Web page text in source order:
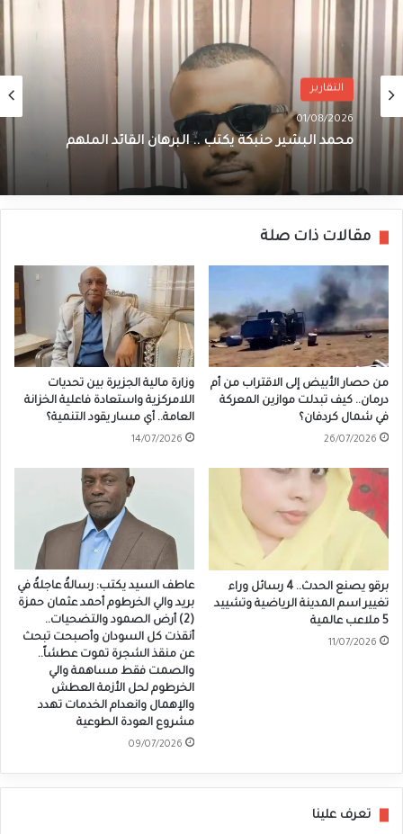
التقارير
01/08/2026
محمد البشير حنبكة يكتب .. البرهان القائد الملهم
مقالات ذات صلة
من حصار الأبيض إلى الاقتراب من أم
درمان.. كيف تبدلت موازين المعركة
في شمال كردفان؟
26/07/2026
وزارة مالية الجزيرة بين تحديات
اللامركزية واستعادة فاعلية الخزانة
العامة.. أي مسار يقود التنمية؟
14/07/2026
برقو يصنع الحدث.. 4 رسائل وراء
تغيير اسم المدينة الرياضية وتشييد
5 ملاعب عالمية
11/07/2026
عاطف السيد يكتب: رسالةٌ عاجلةٌ في
بريد والي الخرطوم أحمد عثمان حمزة
(2) أرض الصمود والتضحيات..
أنقذت كل السودان وأصبحت تبحث
عن منقذ الشجرة تموت عطشاً..
والصمت فقط مساهمة والي
الخرطوم لحل الأزمة العطش
والإهمال وانعدام الخدمات تهدد
مشروع العودة الطوعية
09/07/2026
تعرف علينا